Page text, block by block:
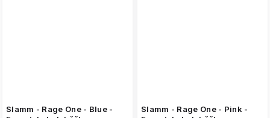
Slamm - Rage One - Blue -
Slamm - Rage One - Pink -